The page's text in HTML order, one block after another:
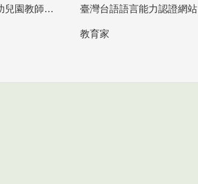
教育部高中等以下學校及幼兒園教師資格檢定考試 臺灣台語語言能力認證網站
教育家